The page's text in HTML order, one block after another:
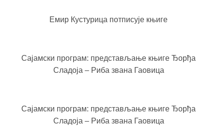
Eмир Кустурица потписује књиге
Сајамски програм: представљање књиге Ђорђа
Сладоја – Риба звана Гаовица
Сајамски програм: представљање књиге Ђорђа
Сладоја – Риба звана Гаовица